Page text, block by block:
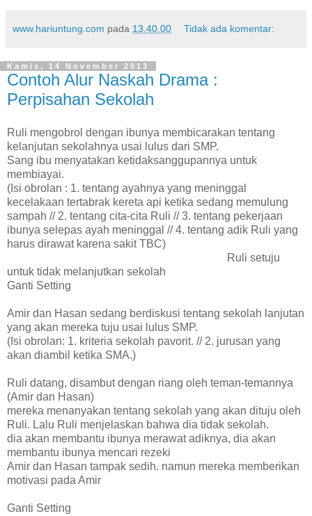
www.hariuntung.com pada 13.40.00 Tidak ada komentar:
Kamis, 14 November 2013
Contoh Alur Naskah Drama :
Perpisahan Sekolah
Ruli mengobrol dengan ibunya membicarakan tentang
kelanjutan sekolahnya usai lulus dari SMP.
Sang ibu menyatakan ketidaksanggupannya untuk
membiayai.
(Isi obrolan : 1. tentang ayahnya yang meninggal
kecelakaan tertabrak kereta api ketika sedang memulung
sampah // 2. tentang cita-cita Ruli // 3. tentang pekerjaan
ibunya selepas ayah meninggal // 4. tentang adik Ruli yang
harus dirawat karena sakit TBC)
Ruli setuju
untuk tidak melanjutkan sekolah
Ganti Setting
Amir dan Hasan sedang berdiskusi tentang sekolah lanjutan
yang akan mereka tuju usai lulus SMP.
(Isi obrolan: 1. kriteria sekolah pavorit. // 2. jurusan yang
akan diambil ketika SMA.)
Ruli datang, disambut dengan riang oleh teman-temannya
(Amir dan Hasan)
mereka menanyakan tentang sekolah yang akan dituju oleh
Ruli. Lalu Ruli menjelaskan bahwa dia tidak sekolah.
dia akan membantu ibunya merawat adiknya, dia akan
membantu ibunya mencari rezeki
Amir dan Hasan tampak sedih. namun mereka memberikan
motivasi pada Amir
Ganti Setting